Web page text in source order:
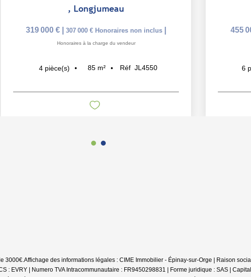
, Longjumeau
319 000 € 307 000 € Honoraires non inclus
Honoraires à la charge du vendeur
4 pièce(s) 85 m² Réf JL4550
455
6
3000€.Affichage des informations légales : CIME Immobilier - Épinay-sur-Orge | Raison
EVRY | Numero TVA Intracommunautaire : FR9450298831 | Forme juridique : SAS |